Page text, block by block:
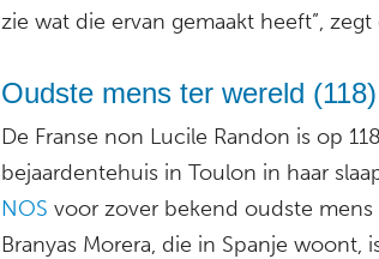
zie wat die ervan gemaakt heeft”,
Oudste mens ter wereld
De Franse non Lucile Randon is op
bejaardentehuis in Toulon in haar
NOS voor zover bekend oudste mens
Branyas Morera, die in Spanje woont,